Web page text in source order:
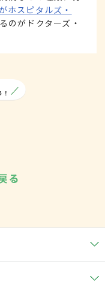
ホスピタルズ・
のがドクターズ・
る